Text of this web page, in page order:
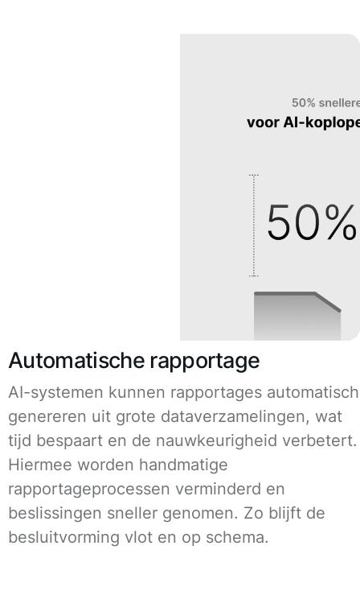
Automatische rapportage
AI-systemen kunnen rapportages automatisch
genereren uit grote dataverzamelingen, wat
tijd bespaart en de nauwkeurigheid verbetert.
Hiermee worden handmatige
rapportageprocessen verminderd en
beslissingen sneller genomen. Zo blijft de
besluitvorming vlot en op schema.